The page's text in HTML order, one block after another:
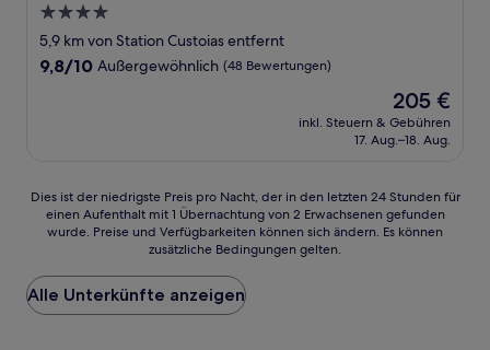
4.0-
Sterne-
Unterkunft
5,9 km von Station Custoias entfernt
9.8
9,8/10 Außergewöhnlich (48 Bewertungen)
Der
Preis
beträgt
205 €
inkl. Steuern & Gebühren
17. Aug.–18. Aug.
Dies
der
Preis
pro
Nacht,
Dies ist der niedrigste Preis pro Nacht, der in den letzten 24 Stunden für
einen Aufenthalt mit 1 Übernachtung von 2 Erwachsenen gefunden
wurde. Preise und Verfügbarkeiten können sich ändern. Es können
zusätzliche Bedingungen gelten.
Alle Unterkünfte anzeigen